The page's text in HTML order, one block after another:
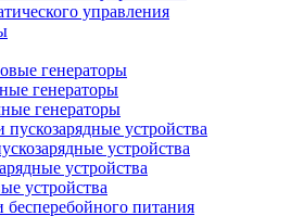
управления
генераторы
генераторы
генераторы
устройства
устройства
устройства